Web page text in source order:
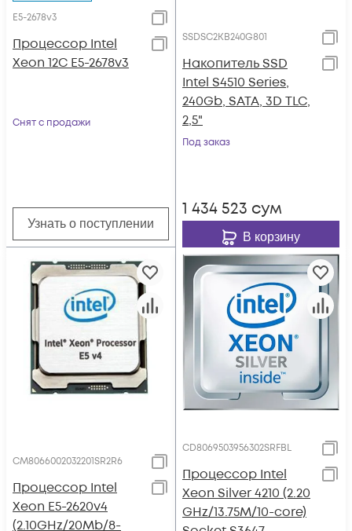
E5-2678v3
Процессор Intel
Xeon 12C E5-2678v3
Снят с продажи
Узнать о поступлении
SSDSC2KB240G801
Накопитель SSD
Intel S4510 Series,
240Gb, SATA, 3D TLC,
2,5"
Под заказ
1 434 523 сум
В корзину
CM8066002032201SR2R6
Процессор Intel
Xeon E5-2620v4
(2.10GHz/20Mb/8-
CD8069503956302SRFBL
Процессор Intel
Xeon Silver 4210 (2.20
GHz/13.75M/10-core)